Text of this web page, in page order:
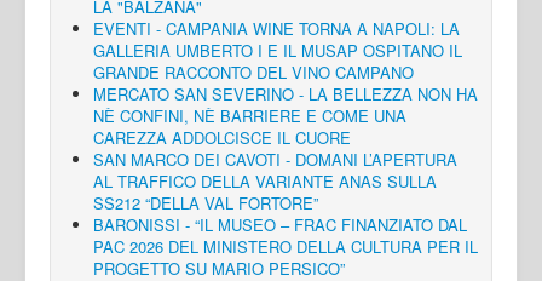
LA "BALZANA"
EVENTI - CAMPANIA WINE TORNA A NAPOLI: LA
GALLERIA UMBERTO I E IL MUSAP OSPITANO IL
GRANDE RACCONTO DEL VINO CAMPANO
MERCATO SAN SEVERINO - LA BELLEZZA NON HA
NÈ CONFINI, NÈ BARRIERE E COME UNA
CAREZZA ADDOLCISCE IL CUORE
SAN MARCO DEI CAVOTI - DOMANI L’APERTURA
AL TRAFFICO DELLA VARIANTE ANAS SULLA
SS212 “DELLA VAL FORTORE”
BARONISSI - “IL MUSEO – FRAC FINANZIATO DAL
PAC 2026 DEL MINISTERO DELLA CULTURA PER IL
PROGETTO SU MARIO PERSICO”